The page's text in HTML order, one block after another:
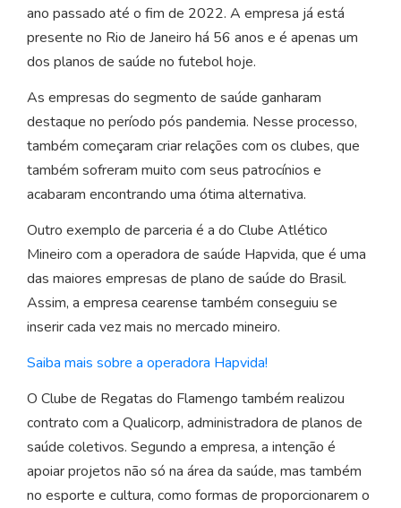
ano passado até o fim de 2022. A empresa já está
presente no Rio de Janeiro há 56 anos e é apenas um
dos planos de saúde no futebol hoje.
As empresas do segmento de saúde ganharam
destaque no período pós pandemia. Nesse processo,
também começaram criar relações com os clubes, que
também sofreram muito com seus patrocínios e
acabaram encontrando uma ótima alternativa.
Outro exemplo de parceria é a do Clube Atlético
Mineiro com a operadora de saúde Hapvida, que é uma
das maiores empresas de plano de saúde do Brasil.
Assim, a empresa cearense também conseguiu se
inserir cada vez mais no mercado mineiro.
Saiba mais sobre a operadora Hapvida!
O Clube de Regatas do Flamengo também realizou
contrato com a Qualicorp, administradora de planos de
saúde coletivos. Segundo a empresa, a intenção é
apoiar projetos não só na área da saúde, mas também
no esporte e cultura, como formas de proporcionarem o